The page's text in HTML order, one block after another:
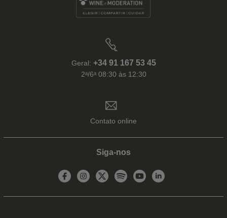
Geral: +34 91 167 53 45
2ᵃ/6ᵃ 08:30 às 12:30
Contato online
Siga-nos